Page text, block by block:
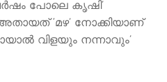
പോലെ കൃഷി’
‘മഴ’ നോക്കിയാണ്
വിളയും നന്നാവും’